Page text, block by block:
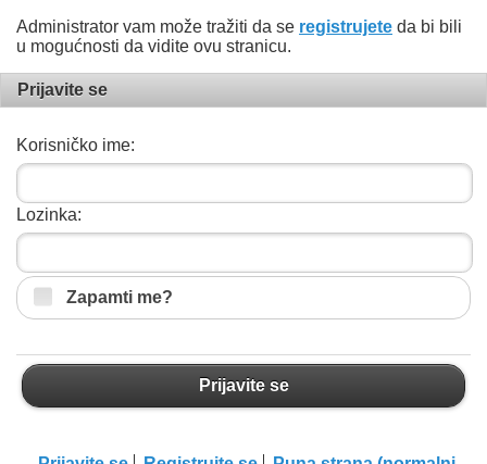
Administrator vam može tražiti da se registrujete da bi bili
u mogućnosti da vidite ovu stranicu.
Prijavite se
Korisničko ime:
Lozinka:
Zapamti me?
Prijavite se